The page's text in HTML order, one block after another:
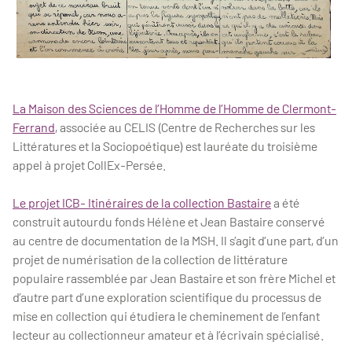
La Maison des Sciences de l’Homme de l’Homme de Clermont-
Ferrand, associée au CELIS (Centre de Recherches sur les
Littératures et la Sociopoétique) est lauréate du troisième
appel à projet CollEx-Persée.
Le projet ICB- Itinéraires de la collection Bastairea été
construit autourdu fonds Hélène et Jean Bastaire conservé
au centre de documentation de la MSH. Il s’agit d’une part, d’un
projet de numérisation de la collection de littérature
populaire rassemblée par Jean Bastaire et son frère Michel et
d’autre part d’une exploration scientifique du processus de
mise en collection qui étudiera le cheminement de l’enfant
lecteur au collectionneur amateur et à l’écrivain spécialisé.